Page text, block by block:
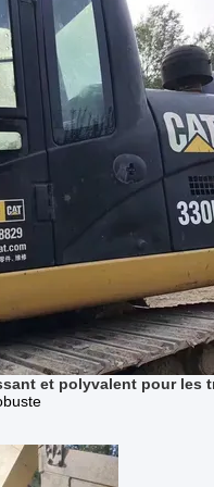
et polyvalent pour les